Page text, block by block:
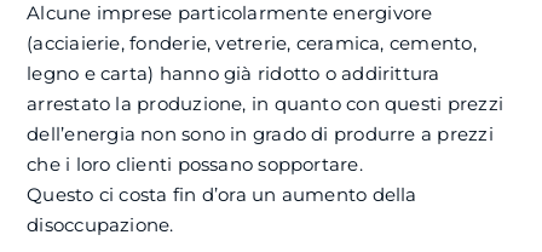
Alcune imprese particolarmente energivore
(acciaierie, fonderie, vetrerie, ceramica, cemento,
legno e carta) hanno già ridotto o addirittura
arrestato la produzione, in quanto con questi prezzi
dell’energia non sono in grado di produrre a prezzi
che i loro clienti possano sopportare.
Questo ci costa fin d’ora un aumento della
disoccupazione.